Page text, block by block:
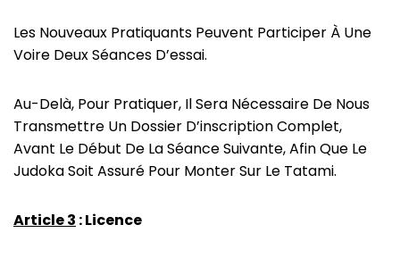
Les Nouveaux Pratiquants Peuvent Participer À Une
Voire Deux Séances D’essai.
Au-Delà, Pour Pratiquer, Il Sera Nécessaire De Nous
Transmettre Un Dossier D’inscription Complet,
Avant Le Début De La Séance Suivante, Afin Que Le
Judoka Soit Assuré Pour Monter Sur Le Tatami.
Article 3 : Licence